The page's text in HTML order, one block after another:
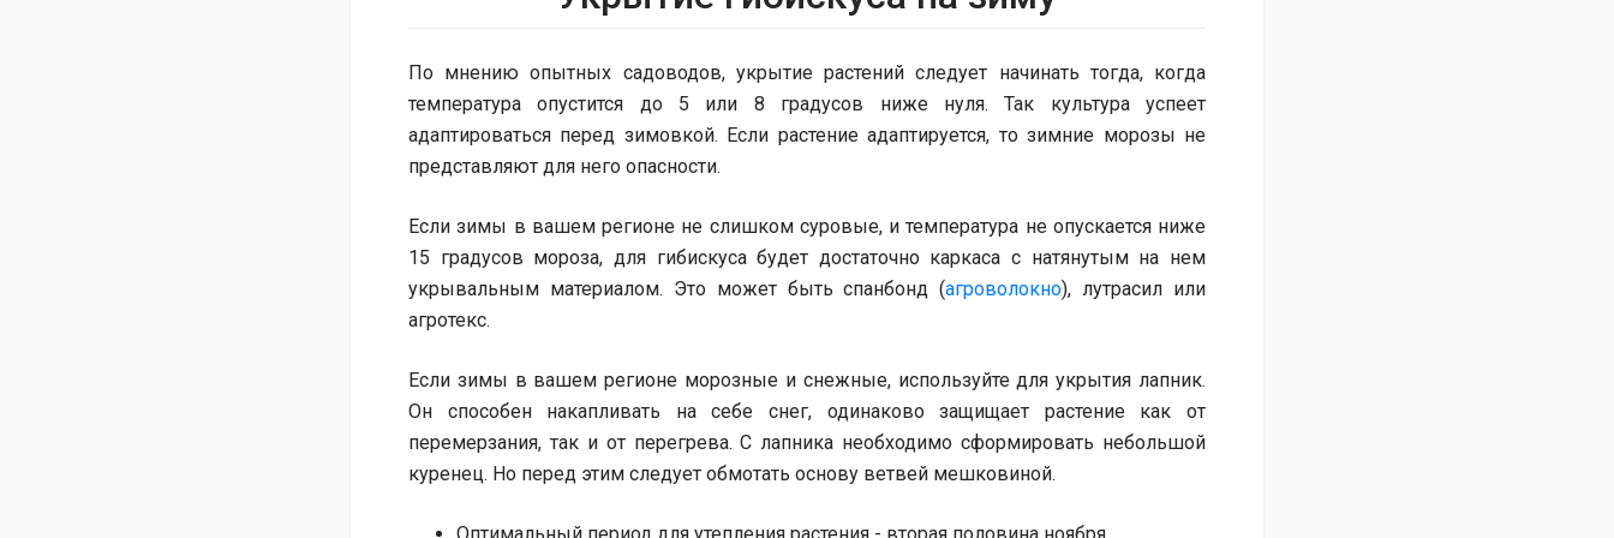
По мнению опытных садоводов, укрытие растений следует начинать тогда, когда
температура опустится до 5 или 8 градусов ниже нуля. Так культура успеет
адаптироваться перед зимовкой. Если растение адаптируется, то зимние морозы не
представляют для него опасности.
Если зимы в вашем регионе не слишком суровые, и температура не опускается ниже
15 градусов мороза, для гибискуса будет достаточно каркаса с натянутым на нем
укрывальным материалом. Это может быть спанбонд (агроволокно), лутрасил или
агротекс.
Если зимы в вашем регионе морозные и снежные, используйте для укрытия лапник.
Он способен накапливать на себе снег, одинаково защищает растение как от
перемерзания, так и от перегрева. С лапника необходимо сформировать небольшой
куренец. Но перед этим следует обмотать основу ветвей мешковиной.